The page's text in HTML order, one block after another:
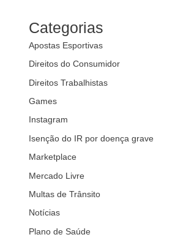
Categorias
Apostas Esportivas
Direitos do Consumidor
Direitos Trabalhistas
Games
Instagram
Isenção do IR por doença grave
Marketplace
Mercado Livre
Multas de Trânsito
Notícias
Plano de Saúde